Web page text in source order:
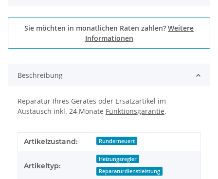
Sie möchten in monatlichen Raten zahlen? Weitere
Informationen
Beschreibung
Reparatur Ihres Gerätes oder Ersatzartikel im
Austausch inkl. 24 Monate Funktionsgarantie.
Produkteigenschaft
Wert
Artikelzustand: Runderneuert
Artikeltyp:
Heizungsregler
Reparaturdienstleistung